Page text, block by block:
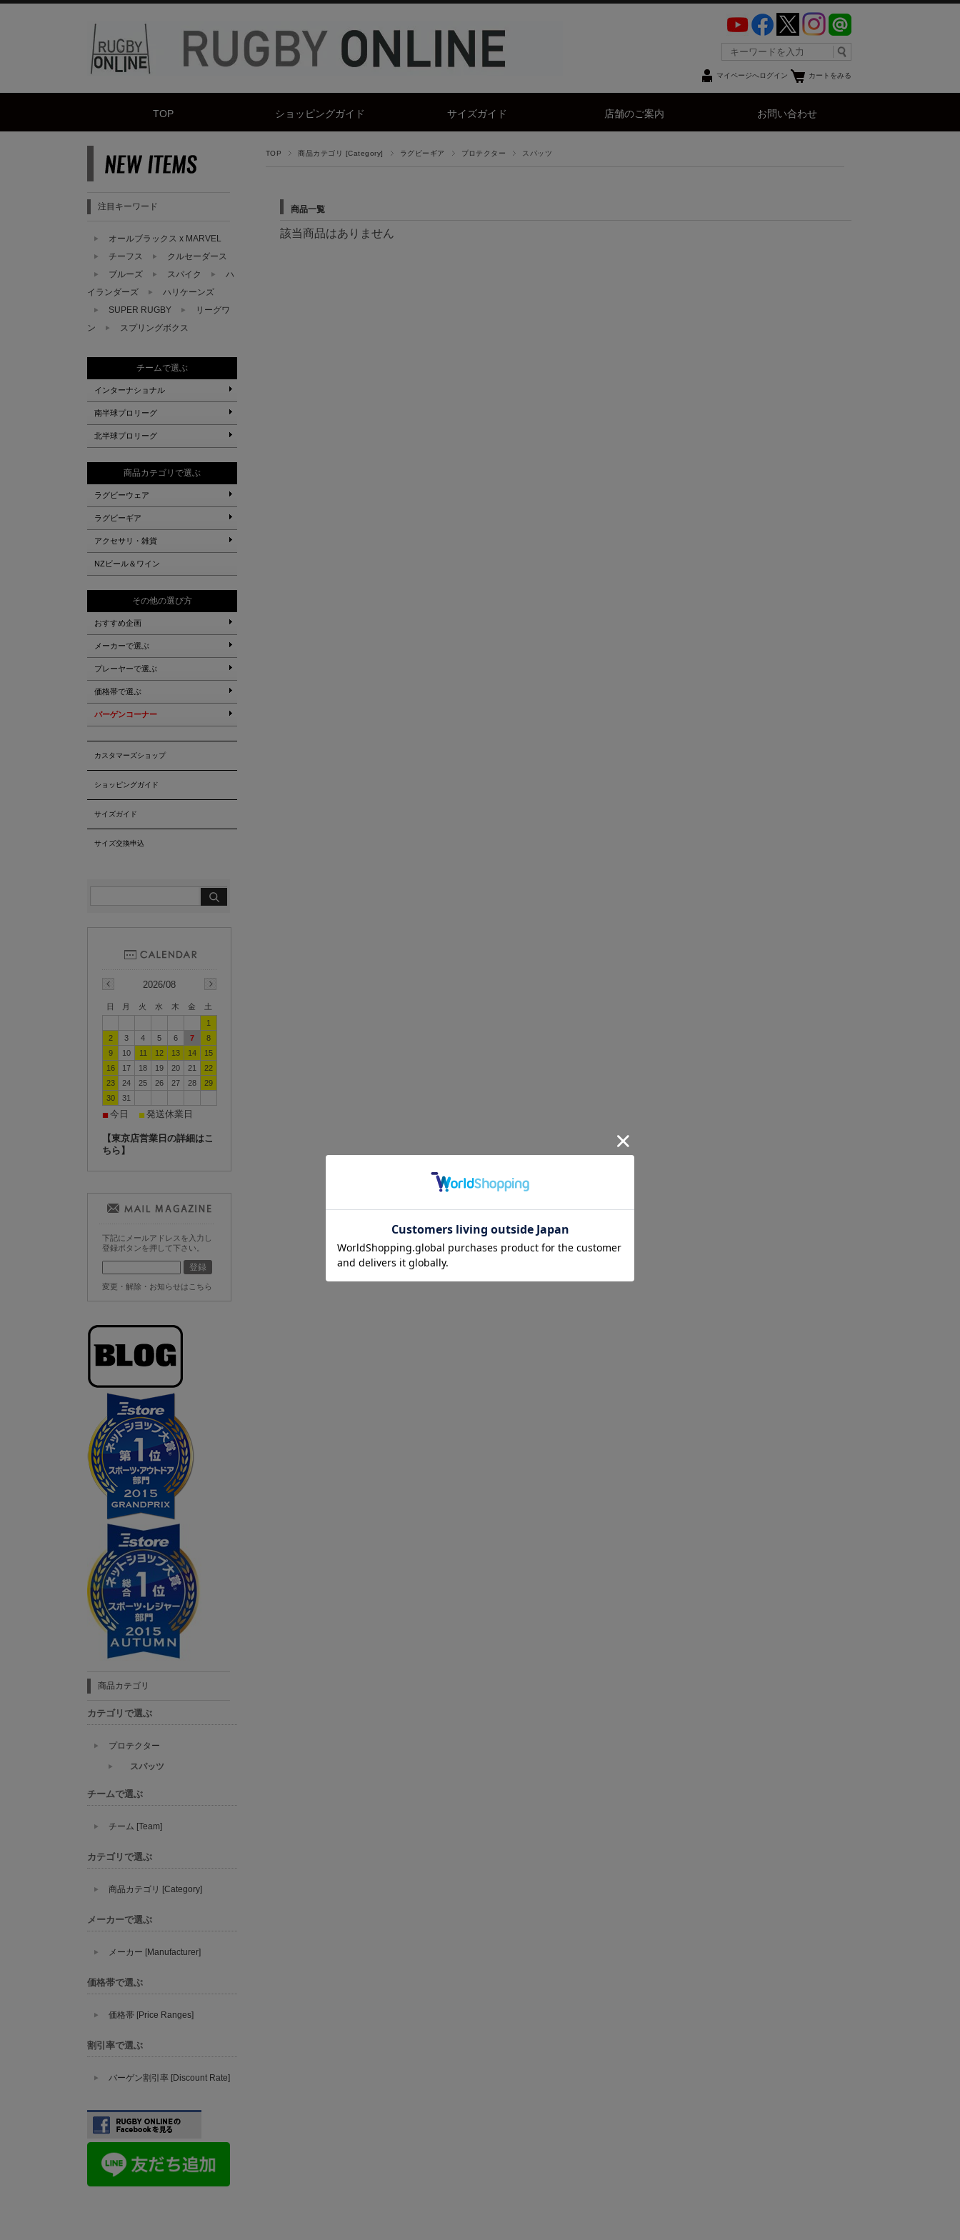
マイページへログイン カートをみる
TOP ショッピングガイド サイズガイド 店舗のご案内 お問い合わせ
TOP 商品カテゴリ [Category] ラグビーギア プロテクター スパッツ
商品一覧
該当商品はありません
注目キーワード
オールブラックス x MARVEL
チーフス
クルセーダース
ブルーズ
スパイク
ハ
イランダーズ
ハリケーンズ
SUPER RUGBY
リーグワ
ン
スプリングボクス
チームで選ぶ
インターナショナル
南半球プロリーグ
北半球プロリーグ
商品カテゴリで選ぶ
ラグビーウェア
ラグビーギア
アクセサリ・雑貨
NZビール＆ワイン
その他の選び方
おすすめ企画
メーカーで選ぶ
プレーヤーで選ぶ
価格帯で選ぶ
バーゲンコーナー
カスタマーズショップ
ショッピングガイド
サイズガイド
サイズ交換申込
2026/08
日 月 火 水 木 金
土
1
2
3 4 5 6 7
8
9
10 11 12 13 14
15
16
17 18 19 20 21
22
23
24 25 26 27 28
29
30
31
■ 今日 ■ 発送休業日
【東京店営業日の詳細はこ
ちら】
下記にメールアドレスを入力し
登録ボタンを押して下さい。
変更・解除・お知らせはこちら
商品カテゴリ
カテゴリで選ぶ
プロテクター
スパッツ
チームで選ぶ
チーム [Team]
カテゴリで選ぶ
商品カテゴリ [Category]
メーカーで選ぶ
メーカー [Manufacturer]
価格帯で選ぶ
価格帯 [Price Ranges]
割引率で選ぶ
バーゲン割引率 [Discount Rate]